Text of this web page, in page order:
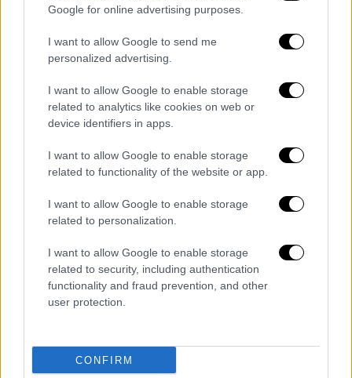
Google for online advertising purposes.
I want to allow Google to send me
personalized advertising.
I want to allow Google to enable storage
related to analytics like cookies on web or
device identifiers in apps.
I want to allow Google to enable storage
related to functionality of the website or app.
I want to allow Google to enable storage
related to personalization.
I want to allow Google to enable storage
related to security, including authentication
functionality and fraud prevention, and other
user protection.
CONFIRM
Πού μπορούν να υποβάλουν αίτηση
οι ενδιαφερόμενοι πάροχοι
τουριστικών καταλυμάτων
Οι ενδιαφερόμενοι πάροχοι τουριστικών
καταλυμάτων που επιθυμούν να
υποβάλουν αίτηση συμμετοχής μέσω gov.gr
στις διευθύνσεις:
Πρόγραμμα κοινωνικού τουρισμού
https://www.gov.gr/upourgeia/upourgeio-
ergasias-kai-koinonikon-
upotheseon/demosia-uperesia-apaskholeses-
Πρόγραμμα κοινωνικού τουρισμού